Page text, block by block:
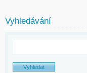
Vyhledávání